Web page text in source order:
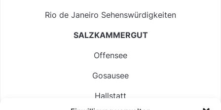
Rio de Janeiro Sehenswürdigkeiten
SALZKAMMERGUT
Offensee
Gosausee
Hallstatt